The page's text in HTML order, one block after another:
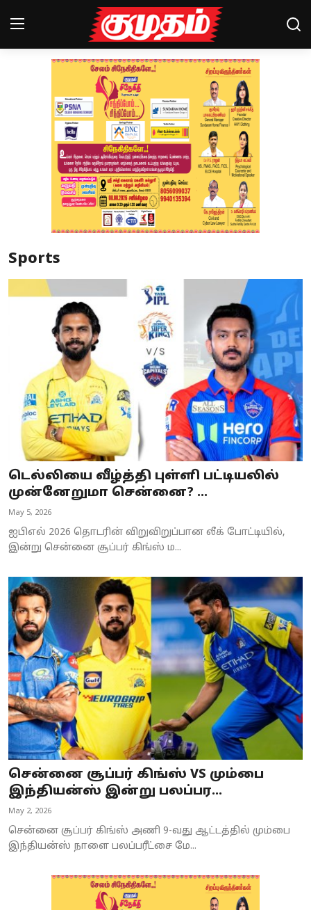
Magazines
Special Story
Business
Tamilnadu
National
World
Astrology
Spirituality
Weather
Politics
Sports
டெல்லியை வீழ்த்தி புள்ளி பட்டியலில்
முன்னேறுமா சென்னை? ...
May 5, 2026
ஐபிஎல் 2026 தொடரின் விறுவிறுப்பான லீக் போட்டியில்,
இன்று சென்னை சூப்பர் கிங்ஸ் ம...
சென்னை சூப்பர் கிங்ஸ் VS மும்பை
இந்தியன்ஸ் இன்று பலப்பர...
May 2, 2026
சென்னை சூப்பர் கிங்ஸ் அணி 9-வது ஆட்டத்தில் மும்பை
இந்தியன்ஸ் நாளை பலப்பரீட்சை மே...